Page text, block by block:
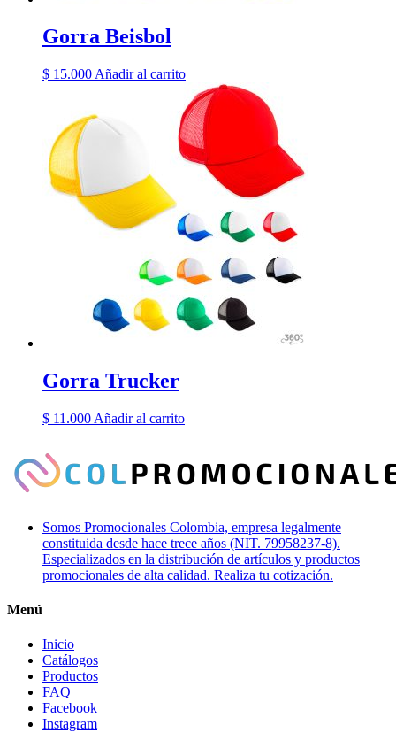
Gorra Beisbol
$ 15.000 Añadir al carrito
Gorra Trucker
$ 11.000 Añadir al carrito
Somos Promocionales Colombia, empresa legalmente
constituida desde hace trece años (NIT. 79958237-8).
Especializados en la distribución de artículos y productos
promocionales de alta calidad. Realiza tu cotización.
Menú
Inicio
Catálogos
Productos
FAQ
Facebook
Instagram